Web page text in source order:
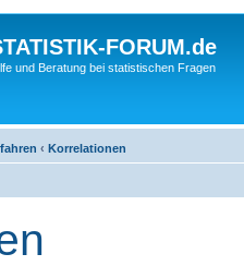
FORUM.de
und Beratung bei statistischen Fragen
‹ Korrelationen